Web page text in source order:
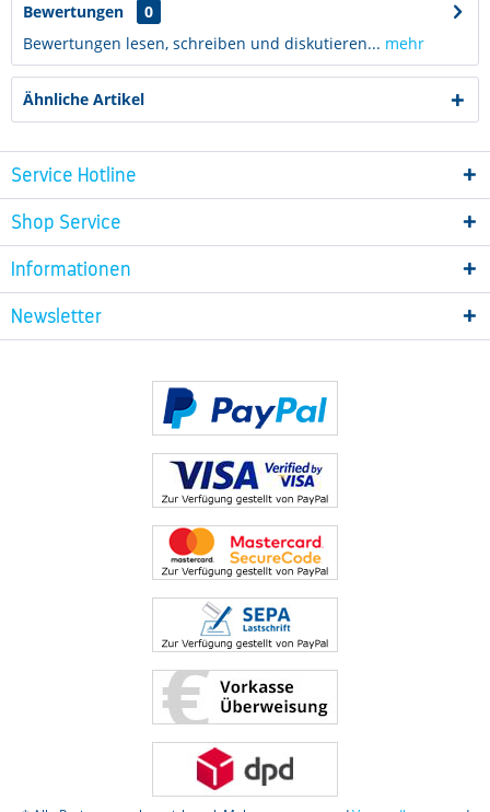
Bewertungen
0
Bewertungen lesen, schreiben und diskutieren... mehr
Ähnliche Artikel
Service Hotline
Shop Service
Informationen
Newsletter